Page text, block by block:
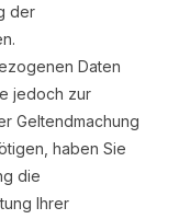
der
Daten
jedoch zur
Geltendmachung
haben Sie
die
Ihrer